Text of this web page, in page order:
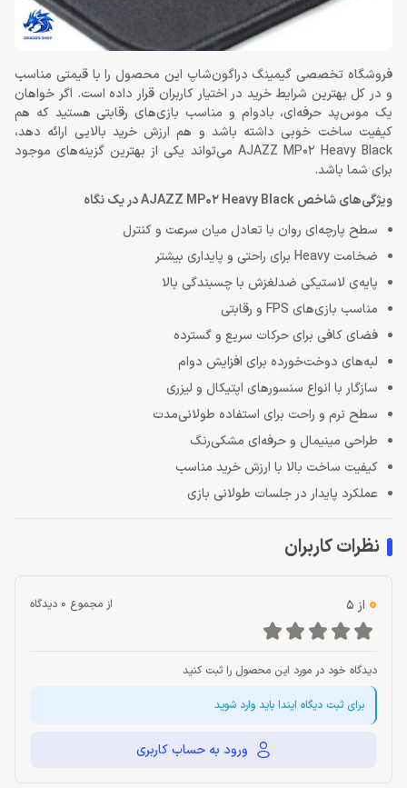
فروشگاه تخصصی گیمینگ دراگون‌شاپ این محصول را با قیمتی مناسب
و در کل بهترین شرایط خرید در اختیار کاربران قرار داده است. اگر خواهان
یک موس‌پد حرفه‌ای، بادوام و مناسب بازی‌های رقابتی هستید که هم
کیفیت ساخت خوبی داشته باشد و هم ارزش خرید بالایی ارائه دهد،
AJAZZ MP02 Heavy Black می‌تواند یکی از بهترین گزینه‌های موجود
برای شما باشد.
ویژگی‌های شاخص AJAZZ MP02 Heavy Black در یک نگاه
سطح پارچه‌ای روان با تعادل میان سرعت و کنترل
ضخامت Heavy برای راحتی و پایداری بیشتر
پایه‌ی لاستیکی ضدلغزش با چسبندگی بالا
مناسب بازی‌های FPS و رقابتی
فضای کافی برای حرکات سریع و گسترده
لبه‌های دوخت‌خورده برای افزایش دوام
سازگار با انواع سنسورهای اپتیکال و لیزری
سطح نرم و راحت برای استفاده طولانی‌مدت
طراحی مینیمال و حرفه‌ای مشکی‌رنگ
کیفیت ساخت بالا با ارزش خرید مناسب
عملکرد پایدار در جلسات طولانی بازی
نظرات کاربران
0 از 5 از مجموع 0 دیدگاه
دیدگاه خود در مورد این محصول را ثبت کنید
برای ثبت دیگاه ایندا باید وارد شوید
ورود به حساب کاربری